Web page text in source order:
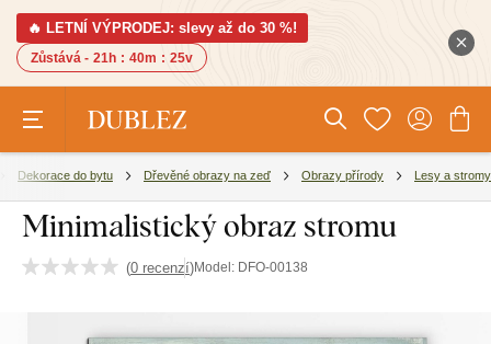
🔥 LETNÍ VÝPRODEJ: slevy až do 30 %!
Zůstává - 21h : 40m : 24v
Dekorace do bytu Dřevěné obrazy na zeď Obrazy přírody Lesy a stromy
Minimalistický obraz stromu
(0 recenzí)Model: DFO-00138